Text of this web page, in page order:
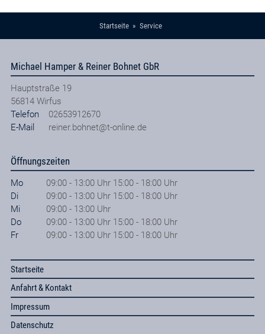
Startseite Service
Michael Hamper & Reiner Bohnet GbR
Hauptstraße 19
56814 Wirfus
Telefon
02653912670
E-Mail
reiner.bohnet@t-online.de
Öffnungszeiten
Mo
09:00 - 13:00 Uhr 15:00 - 18:00 Uhr
Di
09:00 - 13:00 Uhr 15:00 - 18:00 Uhr
Mi
09:00 - 13:00 Uhr
Do
09:00 - 13:00 Uhr 15:00 - 18:00 Uhr
Fr
09:00 - 13:00 Uhr 15:00 - 18:00 Uhr
Startseite
Anfahrt & Kontakt
Impressum
Datenschutz